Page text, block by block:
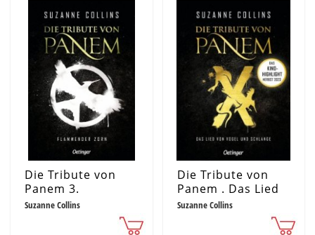
DEM HALBMOND“
UND EMILIJAN
STANEWS „DER
ANT
Die Tribute von
Panem 3.
Flammender Zorn
Suzanne Collins
Die Tribute von
Panem . Das Lied
von Vogel und
Suzanne Collins